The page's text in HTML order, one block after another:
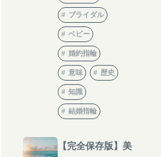
ブライダル
ベビー
婚約指輪
意味 歴史
知識
結婚指輪
【完全保存版】美